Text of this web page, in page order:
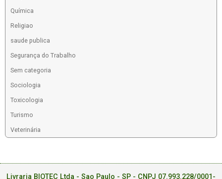
Química
Religiao
saude publica
Segurança do Trabalho
Sem categoria
Sociologia
Toxicologia
Turismo
Veterinária
Livraria BIOTEC Ltda - Sao Paulo - SP - CNPJ 07.993.228/0001-